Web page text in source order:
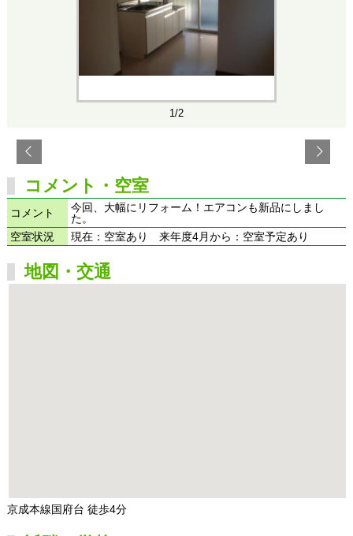
1/2
コメント・空室
コメント
今回、大幅にリフォーム！エアコンも新品にしまし
た。
空室状況
現在：空室あり 来年度4月から：空室予定あり
地図・交通
京成本線国府台 徒歩4分